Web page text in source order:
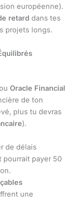
européenne).
retard dans tes
projets longs.
Oracle Financial
de ton
plus tu devras
).
de délais
pourrait payer 50
une